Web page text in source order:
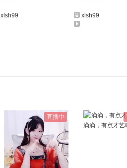
xlsh99 xlsh99
直播中
滴滴，有点才艺